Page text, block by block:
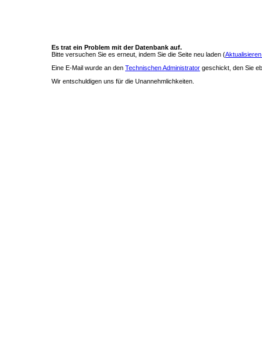
Es trat ein Problem mit der Datenbank auf.
Bitte versuchen Sie es erneut, indem Sie die Seite neu laden (
Eine E-Mail wurde an den Technischen Administrator geschickt, den Sie
Wir entschuldigen uns für die Unannehmlichkeiten.